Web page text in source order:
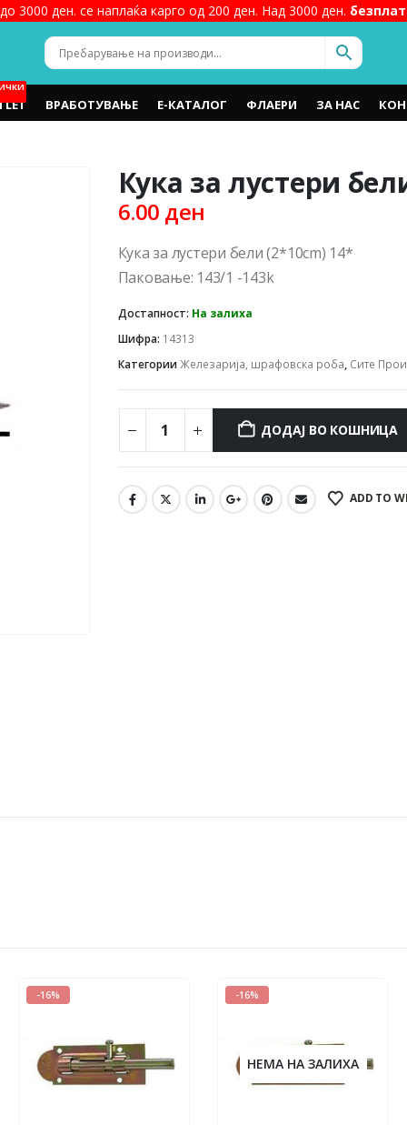
3000 ден. се наплаќа карго од 200 ден. Над 3000 ден.
ВРАБОТУВАЊЕ Е-КАТАЛОГ ФЛАЕРИ ЗА НАС
Кука за лустери
6.00 ден
Кука за лустери бели (2*10cm) 14*
Паковање: 143/1 -143k
Достапност: На залиха
Шифра: 14313
КатегорииЖелезарија, шрафовска роба, Сите
ДОДАЈ ВО КОШНИЦА
ADD TO
-16% -16%
НЕМА НА ЗАЛИХА